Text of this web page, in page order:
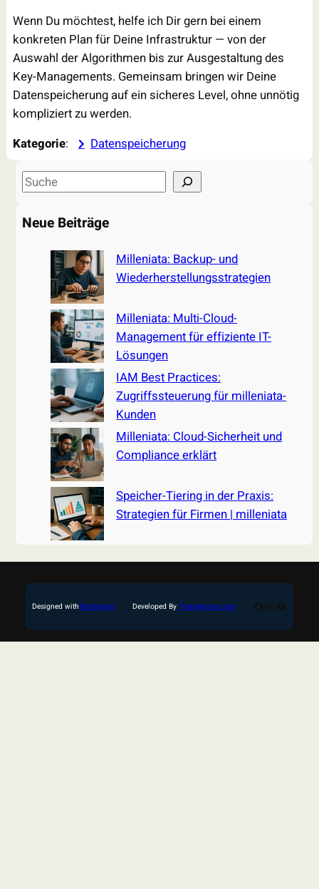
Wenn Du möchtest, helfe ich Dir gern bei einem
konkreten Plan für Deine Infrastruktur — von der
Auswahl der Algorithmen bis zur Ausgestaltung des
Key-Managements. Gemeinsam bringen wir Deine
Datenspeicherung auf ein sicheres Level, ohne unnötig
kompliziert zu werden.
Kategorie:
Datenspeicherung
S
e
a
Neue Beiträge
Milleniata: Backup- und
Wiederherstellungsstrategien
Milleniata: Multi-Cloud-
Management für effiziente IT-
Lösungen
IAM Best Practices:
Zugriffssteuerung für milleniata-
Kunden
Milleniata: Cloud-Sicherheit und
Compliance erklärt
Speicher-Tiering in der Praxis:
Strategien für Firmen | milleniata
Designed withWordpress Developed By Themegrove.com Facebook
Instagram